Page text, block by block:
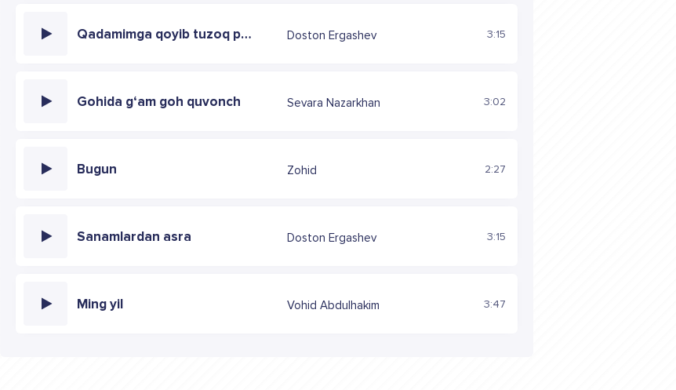
Qadamimga qoyib tuzoq poyladilar yolim uzoq Doston Ergashev 3:15
Gohida g‘am goh quvonch Sevara Nazarkhan 3:02
Bugun Zohid 2:27
Sanamlardan asra Doston Ergashev 3:15
Ming yil Vohid Abdulhakim 3:47